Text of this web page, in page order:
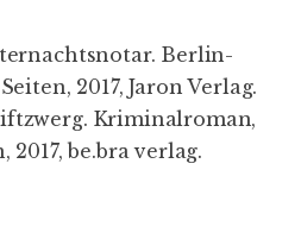
. Berlin-
2017, Jaron Verlag.
. Kriminalroman,
2017, be.bra verlag.